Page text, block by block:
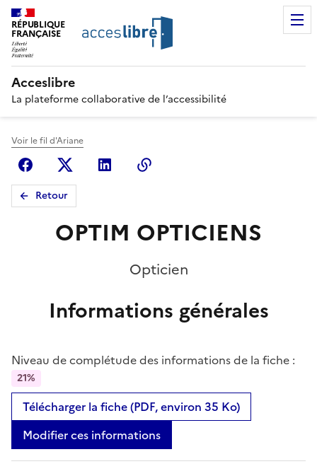
RÉPUBLIQUE
FRANÇAISE
Acceslibre
La plateforme collaborative de l’accessibilité
Voir le fil d'Ariane
FacebookX (anciennement Twitter)
Linkedin
Retour
OPTIM OPTICIENS
Opticien
Informations générales
Niveau de complétude des informations de la fiche :
21%
Télécharger la fiche (PDF, environ 35 Ko)
Modifier ces informations